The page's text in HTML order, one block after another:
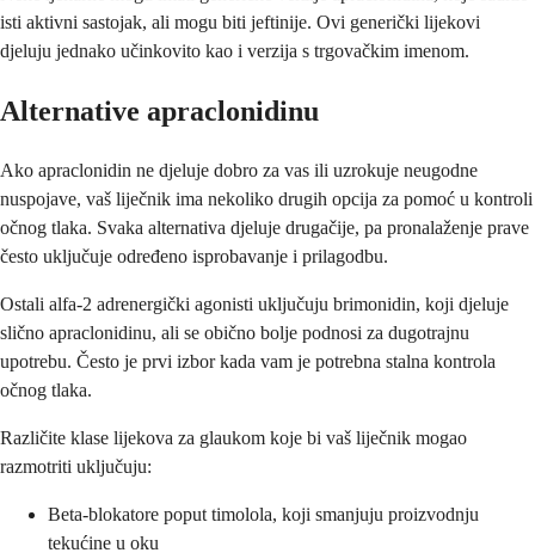
isti aktivni sastojak, ali mogu biti jeftinije. Ovi generički lijekovi
djeluju jednako učinkovito kao i verzija s trgovačkim imenom.
Alternative apraclonidinu
Ako apraclonidin ne djeluje dobro za vas ili uzrokuje neugodne
nuspojave, vaš liječnik ima nekoliko drugih opcija za pomoć u kontroli
očnog tlaka. Svaka alternativa djeluje drugačije, pa pronalaženje prave
često uključuje određeno isprobavanje i prilagodbu.
Ostali alfa-2 adrenergički agonisti uključuju brimonidin, koji djeluje
slično apraclonidinu, ali se obično bolje podnosi za dugotrajnu
upotrebu. Često je prvi izbor kada vam je potrebna stalna kontrola
očnog tlaka.
Različite klase lijekova za glaukom koje bi vaš liječnik mogao
razmotriti uključuju:
Beta-blokatore poput timolola, koji smanjuju proizvodnju
tekućine u oku